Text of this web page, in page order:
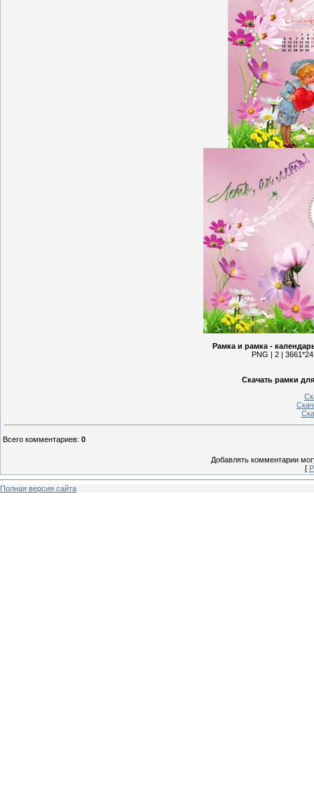
Рамка и рамка -
PNG | 2 |
Скачать рамки
Всего комментариев: 0
Добавлять комментарии
[
Полная версия сайта